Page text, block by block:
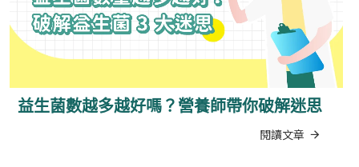
益生菌數越多越好嗎？營養師帶你破解迷思
閱讀文章